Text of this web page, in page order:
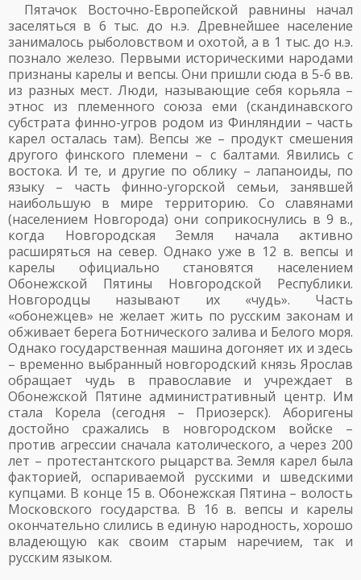
Пятачок Восточно-Европейской равнины начал
заселяться в 6 тыс. до н.э. Древнейшее население
занималось рыболовством и охотой, а в 1 тыс. до н.э.
познало железо. Первыми историческими народами
признаны карелы и вепсы. Они пришли сюда в 5-6 вв.
из разных мест. Люди, называющие себя корьяла –
этнос из племенного союза еми (скандинавского
субстрата финно-угров родом из Финляндии – часть
карел осталась там). Вепсы же – продукт смешения
другого финского племени – с балтами. Явились с
востока. И те, и другие по облику – лапаноиды, по
языку – часть финно-угорской семьи, занявшей
наибольшую в мире территорию. Со славянами
(населением Новгорода) они соприкоснулись в 9 в.,
когда Новгородская Земля начала активно
расширяться на север. Однако уже в 12 в. вепсы и
карелы официально становятся населением
Обонежской Пятины Новгородской Республики.
Новгородцы называют их «чудь». Часть
«обонежцев» не желает жить по русским законам и
обживает берега Ботнического залива и Белого моря.
Однако государственная машина догоняет их и здесь
– временно выбранный новгородский князь Ярослав
обращает чудь в православие и учреждает в
Обонежской Пятине административный центр. Им
стала Корела (сегодня – Приозерск). Аборигены
достойно сражались в новгородском войске –
против агрессии сначала католического, а через 200
лет – протестантского рыцарства. Земля карел была
факторией, оспариваемой русскими и шведскими
купцами. В конце 15 в. Обонежская Пятина – волость
Московского государства. В 16 в. вепсы и карелы
окончательно слились в единую народность, хорошо
владеющую как своим старым наречием, так и
русским языком.